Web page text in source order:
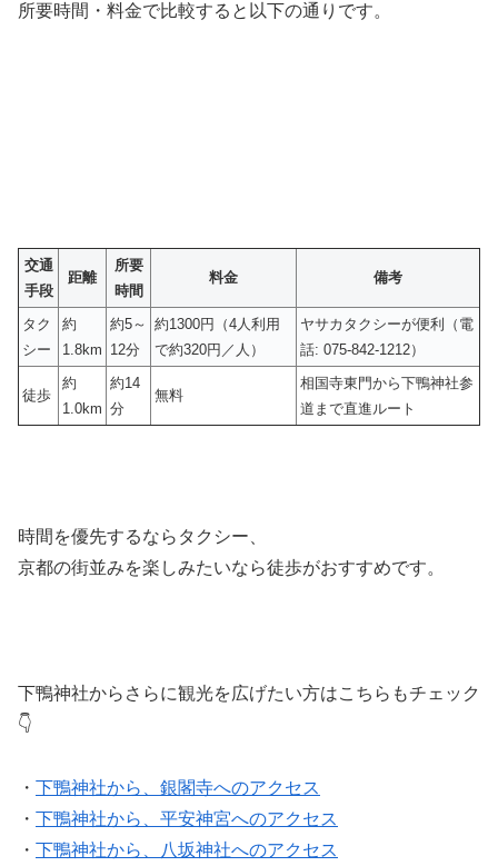
所要時間・料金で比較すると以下の通りです。
交通
手段
距離
所要
時間
料金 備考
タク
シー
約
1.8km
約5～
12分
約1300円（4人利用
で約320円／人）
ヤサカタクシーが便利（電
話: 075-842-1212）
徒歩
約
1.0km
約14
分
無料
相国寺東門から下鴨神社参
道まで直進ルート
時間を優先するならタクシー、
京都の街並みを楽しみたいなら徒歩がおすすめです。
下鴨神社からさらに観光を広げたい方はこちらもチェック
👇
・ 下鴨神社から、銀閣寺へのアクセス
・ 下鴨神社から、平安神宮へのアクセス
・ 下鴨神社から、八坂神社へのアクセス